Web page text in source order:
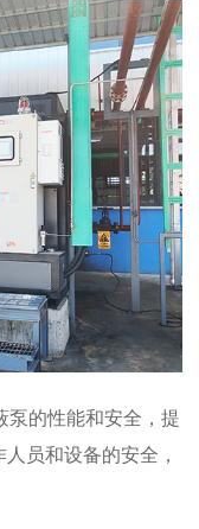
泵的性能和安全，提
员和设备的安全，